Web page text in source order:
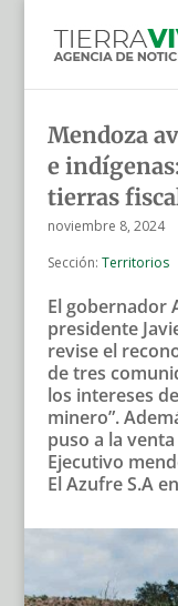
Mendoza
e
tierras
noviembre 8, 2024
Sección: Territorios
El gobernador
presidente
revise el
de tres
los intereses
minero”.
puso a la
Ejecutivo
El Azufre S.A